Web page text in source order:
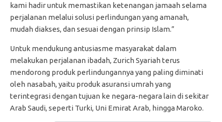
kami hadir untuk memastikan ketenangan jamaah selama
perjalanan melalui solusi perlindungan yang amanah,
mudah diakses, dan sesuai dengan prinsip Islam.”
Untuk mendukung antusiasme masyarakat dalam
melakukan perjalanan ibadah, Zurich Syariah terus
mendorong produk perlindungannya yang paling diminati
oleh nasabah, yaitu produk asuransi umrah yang
terintegrasi dengan tujuan ke negara-negara lain di sekitar
Arab Saudi, seperti Turki, Uni Emirat Arab, hingga Maroko.